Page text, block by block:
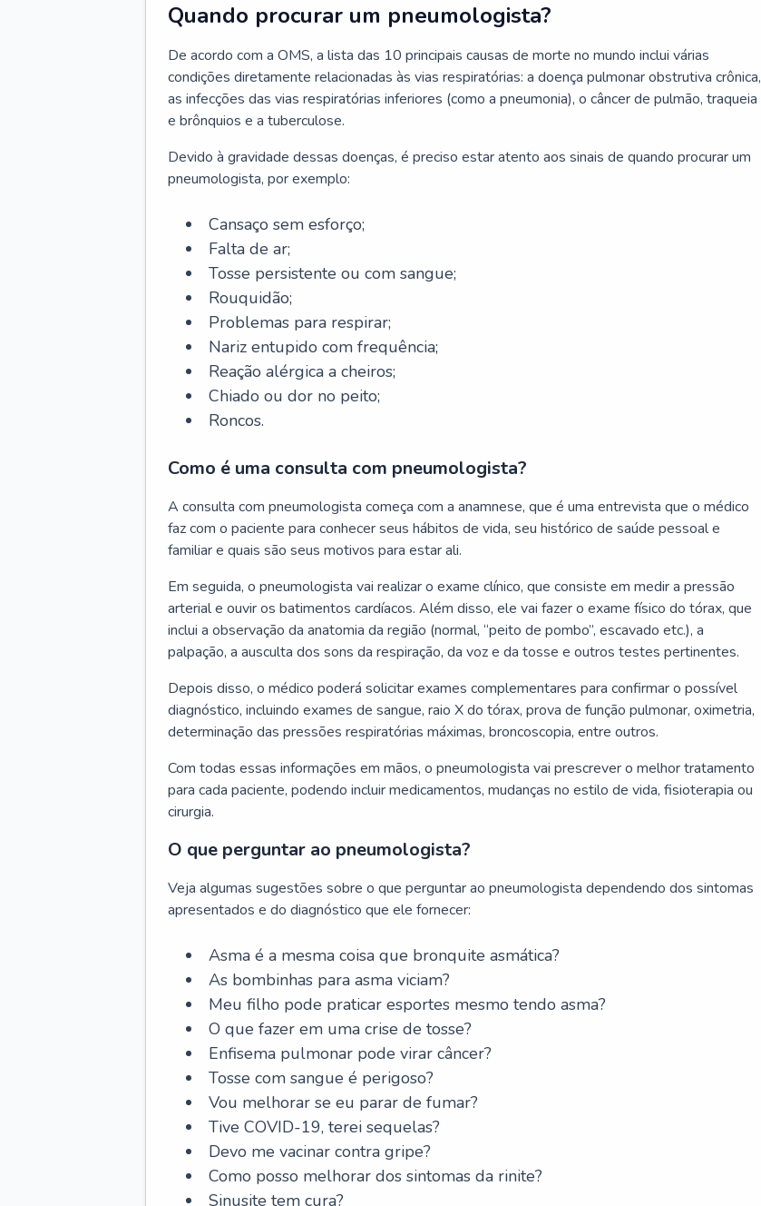
Quando procurar um pneumologista?
De acordo com a OMS, a lista das 10 principais causas de morte no mundo inclui várias
condições diretamente relacionadas às vias respiratórias: a doença pulmonar obstrutiva crônica,
as infecções das vias respiratórias inferiores (como a pneumonia), o câncer de pulmão, traqueia
e brônquios e a tuberculose.
Devido à gravidade dessas doenças, é preciso estar atento aos sinais de quando procurar um
pneumologista, por exemplo:
Cansaço sem esforço;
Falta de ar;
Tosse persistente ou com sangue;
Rouquidão;
Problemas para respirar;
Nariz entupido com frequência;
Reação alérgica a cheiros;
Chiado ou dor no peito;
Roncos.
Como é uma consulta com pneumologista?
A consulta com pneumologista começa com a anamnese, que é uma entrevista que o médico
faz com o paciente para conhecer seus hábitos de vida, seu histórico de saúde pessoal e
familiar e quais são seus motivos para estar ali.
Em seguida, o pneumologista vai realizar o exame clínico, que consiste em medir a pressão
arterial e ouvir os batimentos cardíacos. Além disso, ele vai fazer o exame físico do tórax, que
inclui a observação da anatomia da região (normal, “peito de pombo”, escavado etc.), a
palpação, a ausculta dos sons da respiração, da voz e da tosse e outros testes pertinentes.
Depois disso, o médico poderá solicitar exames complementares para confirmar o possível
diagnóstico, incluindo exames de sangue, raio X do tórax, prova de função pulmonar, oximetria,
determinação das pressões respiratórias máximas, broncoscopia, entre outros.
Com todas essas informações em mãos, o pneumologista vai prescrever o melhor tratamento
para cada paciente, podendo incluir medicamentos, mudanças no estilo de vida, fisioterapia ou
cirurgia.
O que perguntar ao pneumologista?
Veja algumas sugestões sobre o que perguntar ao pneumologista dependendo dos sintomas
apresentados e do diagnóstico que ele fornecer:
Asma é a mesma coisa que bronquite asmática?
As bombinhas para asma viciam?
Meu filho pode praticar esportes mesmo tendo asma?
O que fazer em uma crise de tosse?
Enfisema pulmonar pode virar câncer?
Tosse com sangue é perigoso?
Vou melhorar se eu parar de fumar?
Tive COVID-19, terei sequelas?
Devo me vacinar contra gripe?
Como posso melhorar dos sintomas da rinite?
Sinusite tem cura?